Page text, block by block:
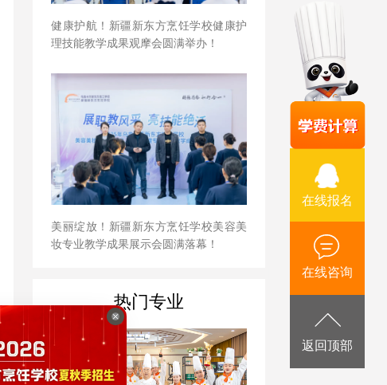
健康护航！新疆新东方烹饪学校健康护
理技能教学成果观摩会圆满举办！
美丽绽放！新疆新东方烹饪学校美容美
妆专业教学成果展示会圆满落幕！
热门专业
在线报名
在线咨询
返回顶部